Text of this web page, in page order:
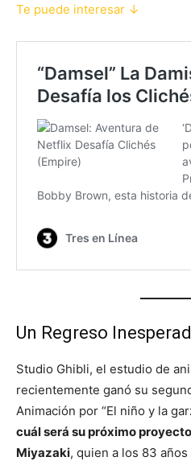
Te puede interesar ↓
Un Regreso
Studio Ghibli, el estudio de
recientemente ganó su
Animación por “El niño y la
cuál será su próximo
Miyazaki, quien a los 83